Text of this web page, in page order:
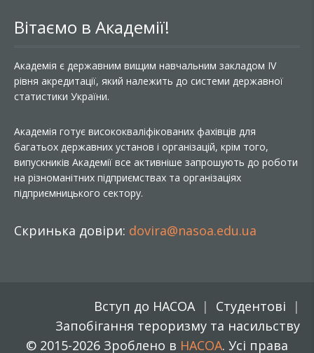
Вітаємо в Академії!
Академія є державним вищим навчальним закладом IV
рівня акредитації, який належить до системи державної
статистики України.
Академія готує висококваліфікованих фахівців для
багатьох державних установ і організацій, крім того,
випускників Академії все активніше запрошують до роботи
на різноманітних підприємствах та організаціях
підприємницького сектору.
Скринька довіри: dovira@nasoa.edu.ua
Вступ до НАСОА
Студентові
Запобігання тероризму та насильству
© 2015-2026 Зроблено в НАСОА. Усі права